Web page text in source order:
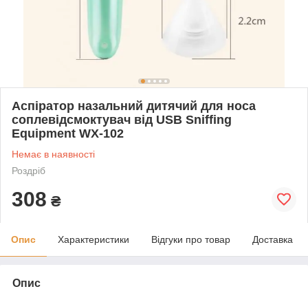
Аспіратор назальний дитячий для носа
соплевідсмоктувач від USB Sniffing
Equipment WX-102
Немає в наявності
Роздріб
308 ₴
Опис Характеристики Відгуки про товар Доставка
Опис